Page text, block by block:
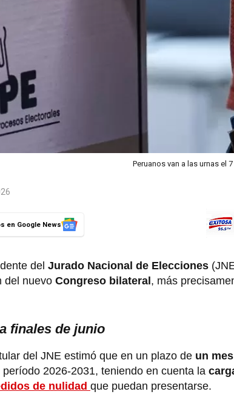
Peruanos van a las urnas el
en Google News
del Jurado Nacional de Elecciones
del nuevo Congreso bilateral , más
finales de junio
del JNE estimó que en un plazo de un mes
2026-2031, teniendo en cuenta la
de nulidad que puedan presentarse.